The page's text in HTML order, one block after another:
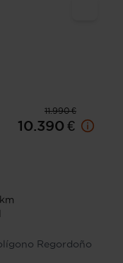
11.990 €
10.390 €
Regordoño